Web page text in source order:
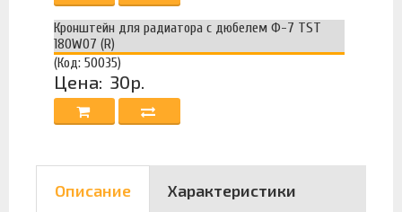
Кронштейн для радиатора с дюбелем Ф-7 TST
180W07 (R)
(Код: 50035)
Цена: 30р.
Описание Характеристики